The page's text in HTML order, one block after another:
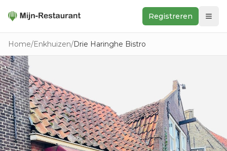
Registreren
Zoeken
In de buurt
Ontdek
Keukens
Foodwall
Reviews
Home/Enkhuizen/Drie Haringhe Bistro